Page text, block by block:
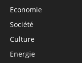
Economie
Société
Culture
Energie